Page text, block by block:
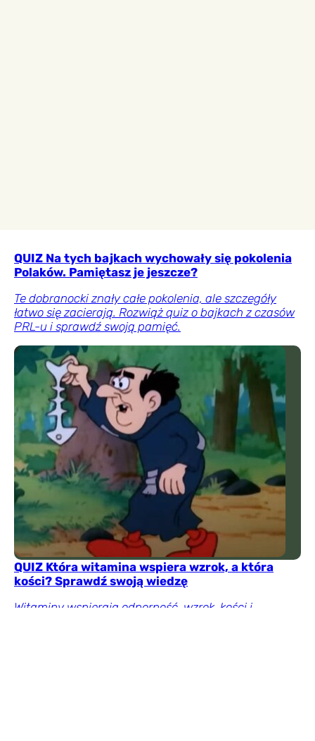
QUIZ Na tych bajkach wychowały się pokolenia
Polaków. Pamiętasz je jeszcze?
Te dobranocki znały całe pokolenia, ale szczegóły
łatwo się zacierają. Rozwiąż quiz o bajkach z czasów
PRL-u i sprawdź swoją pamięć.
QUIZ Która witamina wspiera wzrok, a która
kości? Sprawdź swoją wiedzę
Witaminy wspierają odporność, wzrok, kości i